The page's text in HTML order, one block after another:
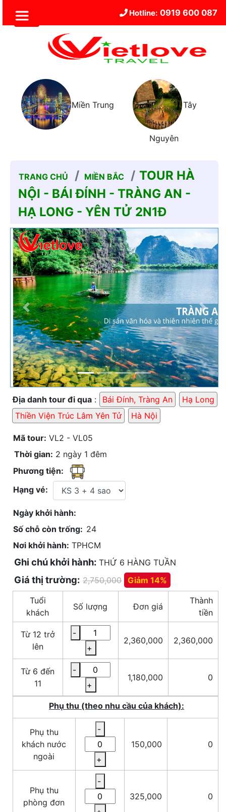
Hotline: 0919 600 087
Tây Miền Nam
TRANG CHỦ MIỀN BẮC
TOUR HÀ
NỘI - BÁI ĐÍNH - TRÀNG AN -
HẠ LONG - YÊN TỬ 2N1Đ
Previous Next
Địa danh tour đi qua: Bái Đính, Tràng An
Hạ Long
Thiền Viện Trúc Lâm Yên Tử
Hà Nội
Mã tour: VL2 - VL05
Thời gian: 2 ngày 1 đêm
Phương tiện:
Hạng vé:
Ngày khởi hành:
Số chỗ còn trống: 24
Nơi khởi hành: TPHCM
Ghi chú khởi hành:THỨ 6 HÀNG TUẦN
Giá thị trường: 2,750,000 Giảm 14%
Tuổi
khách
Số lượng Đơn giá
Thành
tiền
Từ 12 trở
lên
-
+
2,360,000 2,360,000
Từ 6 đến
11
-
+
1,180,000 0
Phụ thu (theo nhu cầu của khách):
Phụ thu
khách nước
ngoài
-
+
150,000 0
Phụ thu
phòng đơn
-
325,000 0